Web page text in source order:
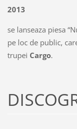
2013
se lanseaza piesa
pe loc de public,
trupei Cargo.